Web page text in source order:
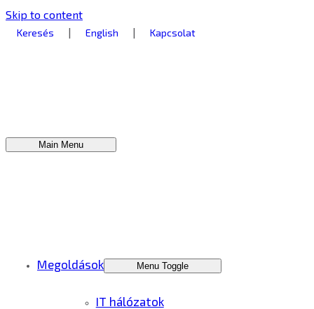
Skip to content
Keresés | English | Kapcsolat
Main Menu
Megoldások Menu Toggle
IT hálózatok